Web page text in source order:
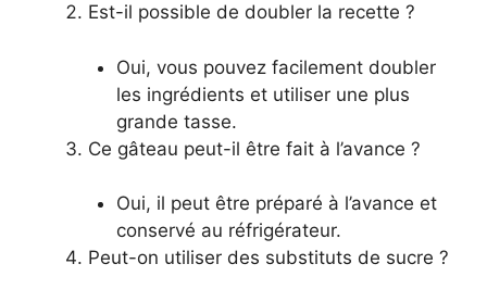
Est-il possible de doubler la recette ?
Oui, vous pouvez facilement doubler
les ingrédients et utiliser une plus
grande tasse.
Ce gâteau peut-il être fait à l’avance ?
Oui, il peut être préparé à l’avance et
conservé au réfrigérateur.
Peut-on utiliser des substituts de sucre ?